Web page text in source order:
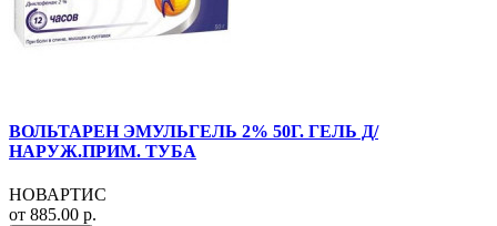
ВОЛЬТАРЕН ЭМУЛЬГЕЛЬ 2% 50Г. ГЕЛЬ Д/
НАРУЖ.ПРИМ. ТУБА
НОВАРТИС
от 885.00 р.